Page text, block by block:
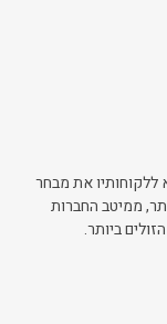
ללקוחותיו את מבחר
ממיטב החברות
ביותר.